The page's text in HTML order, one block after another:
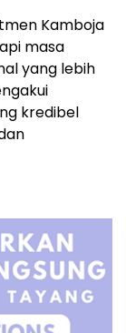
Kamboja
masa
yang lebih
kredibel